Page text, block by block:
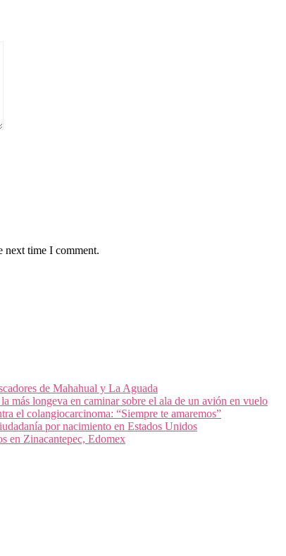
next time I comment.
de Mahahual y La Aguada
más longeva en caminar sobre el ala de un avión en vuelo
el colangiocarcinoma: “Siempre te amaremos”
por nacimiento en Estados Unidos
en Zinacantepec, Edomex